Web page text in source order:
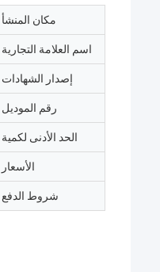
مكان المنشأ
اسم العلامة التجارية
إصدار الشهادات
رقم الموديل
الحد الأدنى لكمية
الأسعار
شروط الدفع